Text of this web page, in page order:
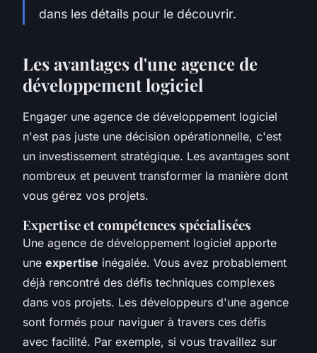
dans les détails pour le découvrir.
Les avantages d'une agence de
développement logiciel
Engager une agence de développement logiciel
n'est pas juste une décision opérationnelle, c'est
un investissement stratégique. Les avantages sont
nombreux et peuvent transformer la manière dont
vous gérez vos projets.
Expertise et compétences spécialisées
Une agence de développement logiciel apporte
une expertise inégalée. Vous avez probablement
déjà rencontré des défis techniques complexes
dans vos projets. Les développeurs d'une agence
sont formés pour naviguer à travers ces défis
avec facilité. Par exemple, si vous travaillez sur